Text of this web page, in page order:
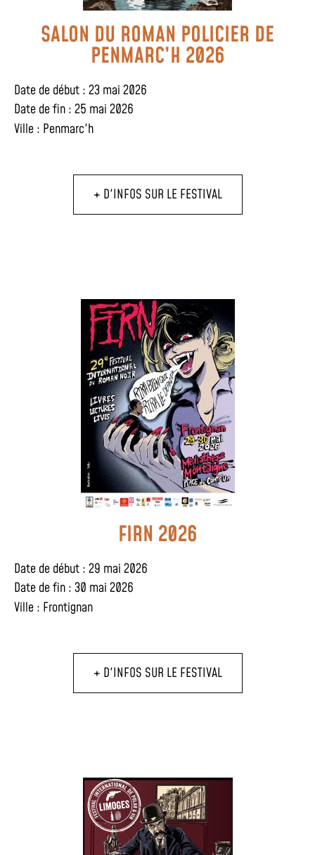
SALON DU ROMAN POLICIER DE
PENMARC’H 2026
Date de début : 23 mai 2026
Date de fin : 25 mai 2026
Ville : Penmarc'h
+ D'INFOS SUR LE FESTIVAL
FIRN 2026
Date de début : 29 mai 2026
Date de fin : 30 mai 2026
Ville : Frontignan
+ D'INFOS SUR LE FESTIVAL